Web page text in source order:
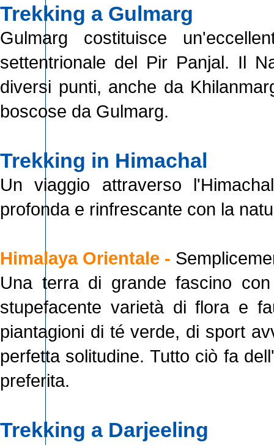
Trekking a Gulmarg
Gulmarg costituisce
settentrionale del Pir Panjal. Il
diversi punti, anche da
boscose da Gulmarg.
Trekking in Himachal
Un viaggio attraverso
profonda e rinfrescante con la
Himalaya Orientale -
Una terra di grande fascino
stupefacente varietà di flora e
piantagioni di té verde, di sport
perfetta solitudine. Tutto ciò fa
preferita.
Trekking a Darjeeling